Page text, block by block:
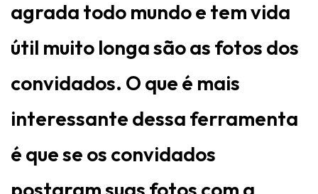
agrada todo mundo e tem vida
útil muito longa são as fotos dos
convidados. O que é mais
interessante dessa ferramenta
é que se os convidados